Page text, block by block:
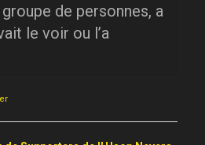
de personnes, a
le voir ou l’a